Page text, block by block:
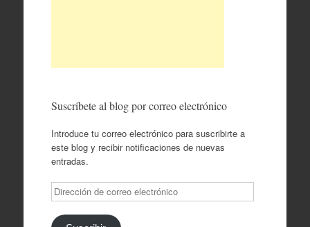
Suscríbete al blog por correo electrónico
Introduce tu correo electrónico para suscribirte a
este blog y recibir notificaciones de nuevas
entradas.
Dirección
de
correo